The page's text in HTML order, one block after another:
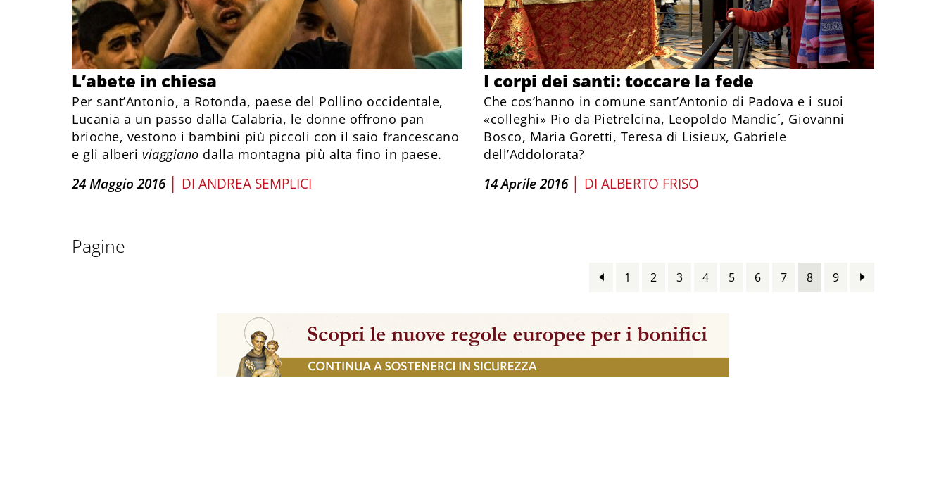
L’abete in chiesa
Per sant’Antonio, a Rotonda, paese del Pollino occidentale,
Lucania a un passo dalla Calabria, le donne offrono pan
brioche, vestono i bambini più piccoli con il saio francescano
e gli alberi viaggiano dalla montagna più alta fino in paese.
24 Maggio 2016 | DI ANDREA SEMPLICI
I corpi dei santi: toccare la fede
Che cos’hanno in comune sant’Antonio di Padova e i suoi
«colleghi» Pio da Pietrelcina, Leopoldo Mandic´, Giovanni
Bosco, Maria Goretti, Teresa di Lisieux, Gabriele
dell’Addolorata?
14 Aprile 2016 | DI ALBERTO FRISO
Pagine
1 2 3 4 5 6 7 8 9